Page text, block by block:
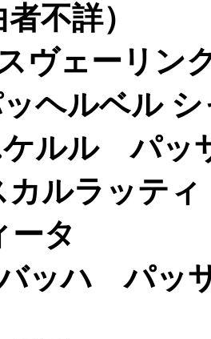
不詳）
スヴェーリ
ッヘルベル
ケルル パッ
カルラッテ
ータ
バッハ パッ